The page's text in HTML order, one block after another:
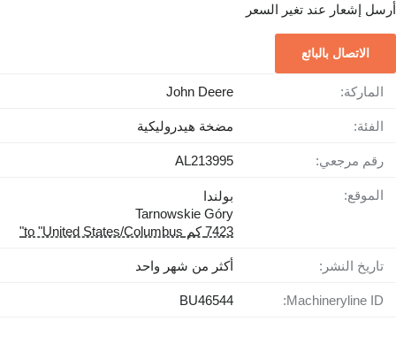
أرسل إشعار عند تغير السعر
الاتصال بالبائع
الماركة: John Deere
الفئة: مضخة هيدروليكية
رقم مرجعي: AL213995
الموقع:
بولندا
Tarnowskie Góry
7423 كم to "United States/Columbus"
تاريخ النشر: أكثر من شهر واحد
Machineryline ID:
BU46544